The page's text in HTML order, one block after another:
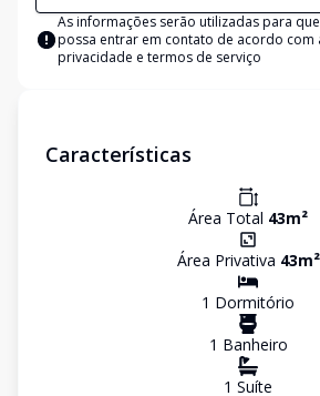
As informações serão utilizadas para
possa entrar em contato de acordo com
privacidade e termos de serviço
Características
Área Total 43m²
Área Privativa 43m²
1 Dormitório
1 Banheiro
1 Suíte